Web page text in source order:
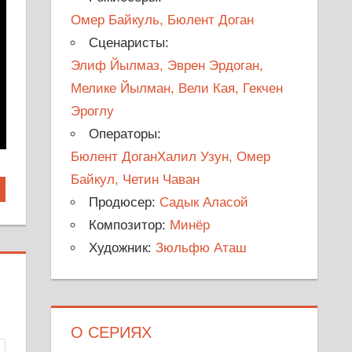
Омер Байкуль, Бюлент Доган
Сценаристы:
Элиф Йылмаз, Эврен Эрдоган,
Мелике Йылман, Вели Кая, Гекчен
Эроглу
Операторы:
Бюлент ДоганХалил Узун, Омер
Байкул, Четин Чаван
Продюсер: Садык Аласой
Композитор: Минёр
Художник:Зюльфю Аташ
О СЕРИЯХ